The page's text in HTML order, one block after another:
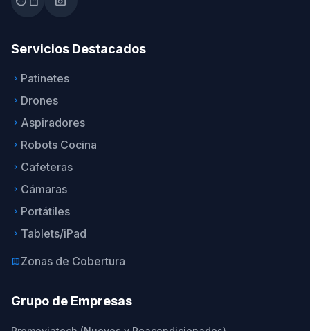
Servicios Destacados
keyboard_arrow_right Patinetes
keyboard_arrow_right Drones
keyboard_arrow_right Aspiradores
keyboard_arrow_right Robots Cocina
keyboard_arrow_right Cafeteras
keyboard_arrow_right Cámaras
keyboard_arrow_right Portátiles
keyboard_arrow_right Tablets/iPad
mapZonas de Cobertura
Grupo de Empresas